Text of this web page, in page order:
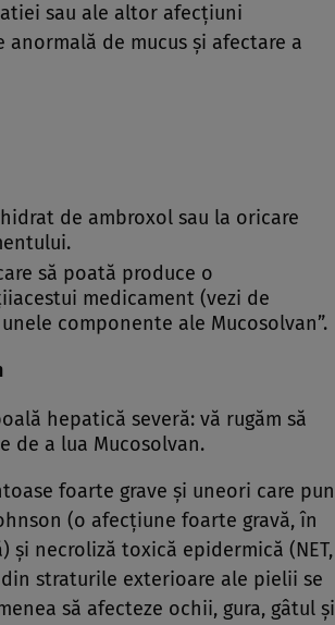
sau ale altor afecţiuni
de mucus şi afectare a
de ambroxol sau la oricare
să poată produce o
medicament (vezi de
componente ale Mucosolvan”.
hepatică severă: vă rugăm să
de a lua Mucosolvan.
foarte grave şi uneori care pun
(o afecţiune foarte gravă, în
necroliză toxică epidermică (NET,
straturile exterioare ale pielii se
să afecteze ochii, gura, gâtul şi